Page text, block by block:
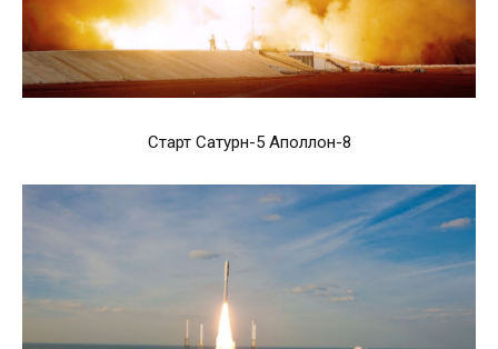
Старт Сатурн-5 Аполлон-8